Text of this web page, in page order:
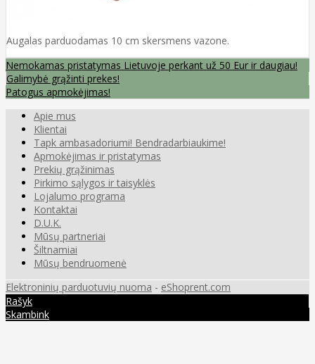
Augalas parduodamas 10 cm skersmens vazone.
Nemokamas pristatymas Lietuvoje perkant už 50 Eur ir daugiau!
Galimybė grąžinti prekes!
Patogus apmokėjimas!
Apie mus
Klientai
Tapk ambasadoriumi! Bendradarbiaukime!
Apmokėjimas ir pristatymas
Prekių grąžinimas
Pirkimo sąlygos ir taisyklės
Lojalumo programa
Kontaktai
D.U.K.
Mūsų partneriai
Šiltnamiai
Mūsų bendruomenė
Elektroninių parduotuvių nuoma - eShoprent.com
Rašyk
Skambink